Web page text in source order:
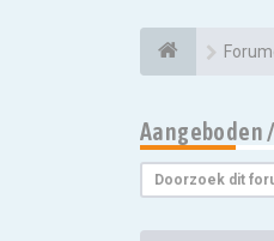
Aangeboden